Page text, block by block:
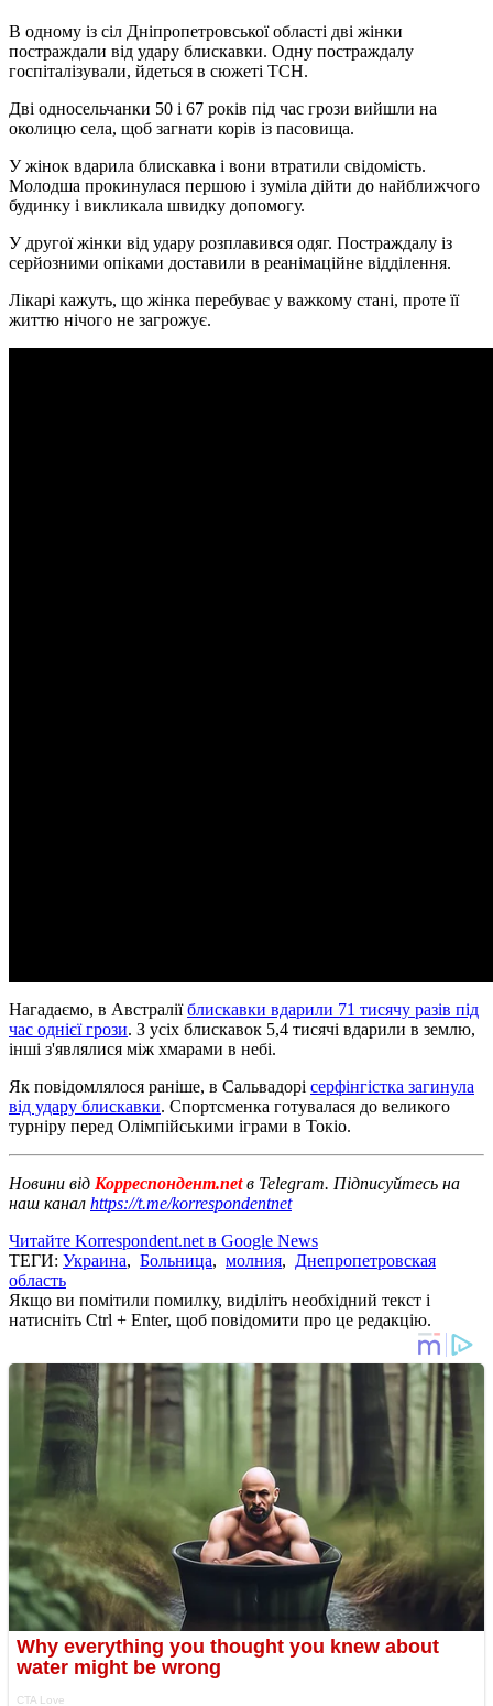
В одному із сіл Дніпропетровської області дві жінки
постраждали від удару блискавки. Одну постраждалу
госпіталізували, йдеться в сюжеті ТСН.
Дві односельчанки 50 і 67 років під час грози вийшли на
околицю села, щоб загнати корів із пасовища.
У жінок вдарила блискавка і вони втратили свідомість.
Молодша прокинулася першою і зуміла дійти до найближчого
будинку і викликала швидку допомогу.
У другої жінки від удару розплавився одяг. Постраждалу із
серйозними опіками доставили в реанімаційне відділення.
Лікарі кажуть, що жінка перебуває у важкому стані, проте її
життю нічого не загрожує.
Нагадаємо, в Австраліїблискавки вдарили 71 тисячу разів під
час однієї грози. З усіх блискавок 5,4 тисячі вдарили в землю,
інші з'являлися між хмарами в небі.
Як повідомлялося раніше, в Сальвадорі серфінгістка загинула
від удару блискавки. Спортсменка готувалася до великого
турніру перед Олімпійськими іграми в Токіо.
Новини від Корреспондент.netв Telegram. Підписуйтесь на
наш канал https://t.me/korrespondentnet
Читайте Korrespondent.net в Google News
ТЕГИ: Украина, Больница, молния, Днепропетровская
область
Якщо ви помітили помилку, виділіть необхідний текст і
натисніть Ctrl + Enter, щоб повідомити про це редакцію.